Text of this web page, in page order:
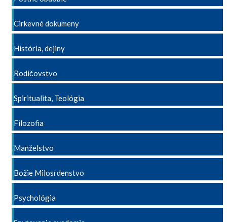
Cirkevné dokumeny
História, dejiny
Rodičovstvo
Spiritualita, Teológia
Filozofia
Manželstvo
Božie Milosrdenstvo
Psychológia